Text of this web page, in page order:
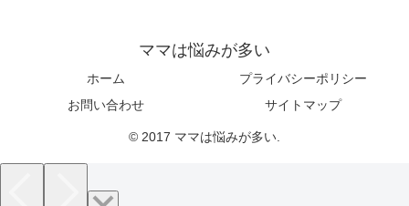
ママは悩みが多い
ホーム
プライバシーポリシー
お問い合わせ
サイトマップ
© 2017 ママは悩みが多い.